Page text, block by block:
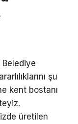
şu
kent bostanı
üretilen